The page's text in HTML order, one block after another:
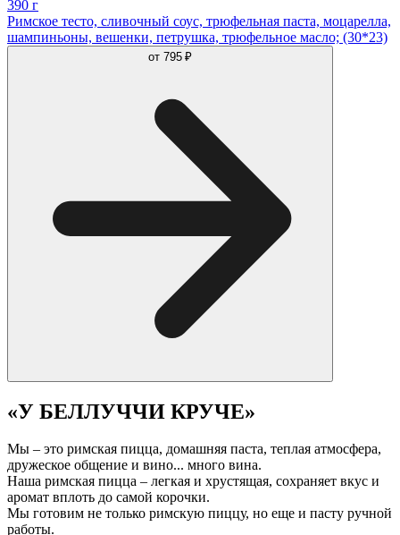
390 г
Римское тесто, сливочный соус, трюфельная паста, моцарелла,
шампиньоны, вешенки, петрушка, трюфельное масло; (30*23)
от 795 ₽
«У БЕЛЛУЧЧИ КРУЧЕ»
Мы – это римская пицца, домашняя паста, теплая атмосфера,
дружеское общение и вино... много вина.
Наша римская пицца – легкая и хрустящая, сохраняет вкус и
аромат вплоть до самой корочки.
Мы готовим не только римскую пиццу, но еще и пасту ручной
работы.